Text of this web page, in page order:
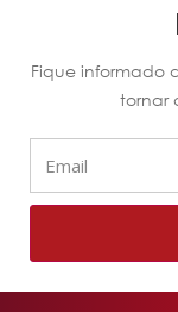
Fique informado
tornar